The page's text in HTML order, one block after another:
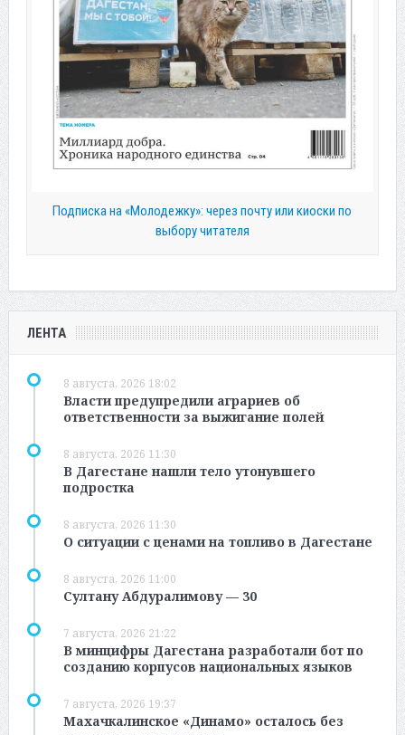
Подписка на «Молодежку»: через почту или киоски по
выбору читателя
ЛЕНТА
8 августа, 2026 18:02
Власти предупредили аграриев об
ответственности за выжигание полей
8 августа, 2026 11:30
В Дагестане нашли тело утонувшего
подростка
8 августа, 2026 11:30
О ситуации с ценами на топливо в Дагестане
8 августа, 2026 11:00
Султану Абдуралимову — 30
7 августа, 2026 21:22
В минцифры Дагестана разработали бот по
созданию корпусов национальных языков
7 августа, 2026 19:37
Махачкалинское «Динамо» осталось без